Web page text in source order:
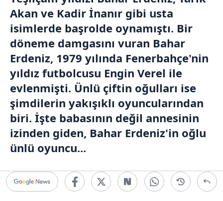
Akan ve Kadir İnanır gibi usta
isimlerde başrolde oynamıştı. Bir
döneme damgasını vuran Bahar
Erdeniz, 1979 yılında Fenerbahçe'nin
yıldız futbolcusu Engin Verel ile
evlenmişti. Ünlü çiftin oğulları ise
şimdilerin yakışıklı oyuncularından
biri. İşte babasının değil annesinin
izinden giden, Bahar Erdeniz'in oğlu
ünlü oyuncu...